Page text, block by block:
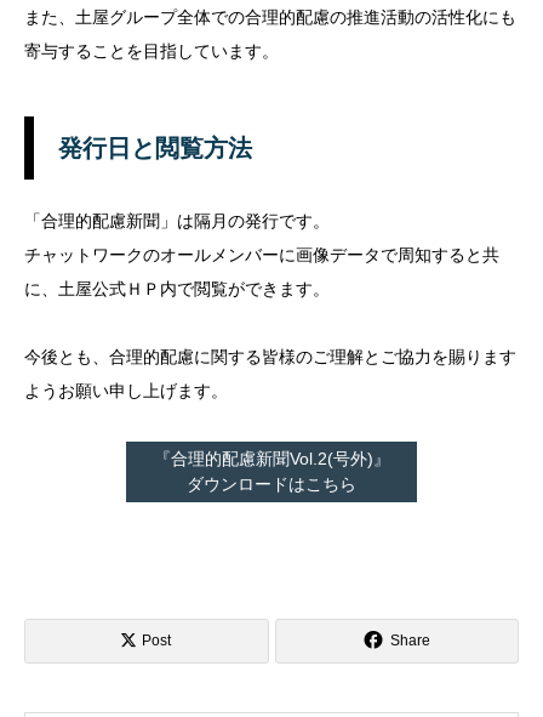
また、土屋グループ全体での合理的配慮の推進活動の活性化にも
寄与することを目指しています。
発行日と閲覧方法
「合理的配慮新聞」は隔月の発行です。
チャットワークのオールメンバーに画像データで周知すると共
に、土屋公式ＨＰ内で閲覧ができます。
今後とも、合理的配慮に関する皆様のご理解とご協力を賜ります
ようお願い申し上げます。
『合理的配慮新聞Vol.2(号外)』
ダウンロードはこちら
Post Share